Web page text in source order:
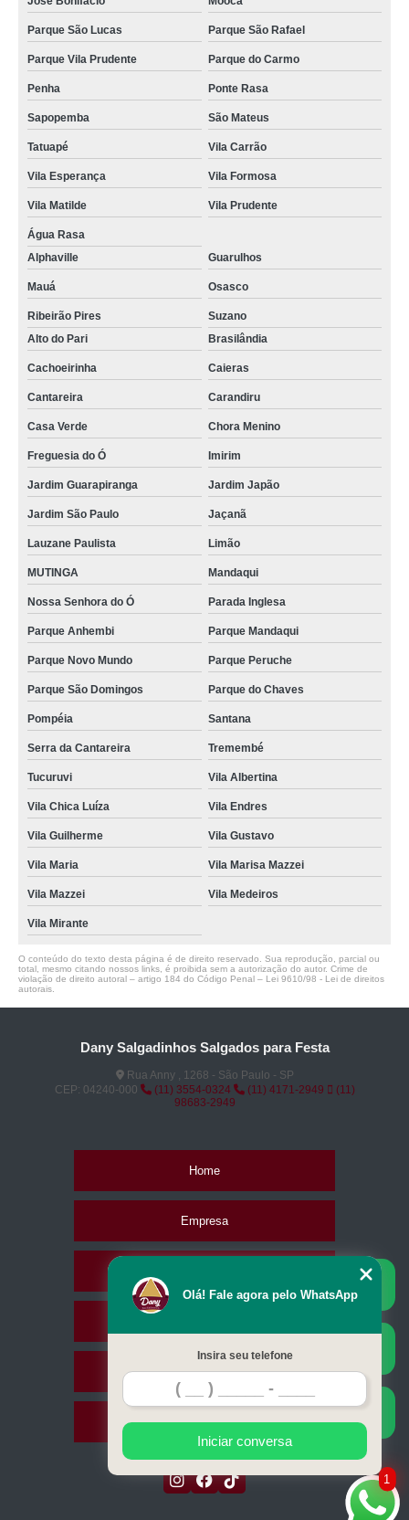
Parque São Lucas Parque São Rafael
Parque Vila Prudente Parque do Carmo
Penha Ponte Rasa
Sapopemba São Mateus
Tatuapé Vila Carrão
Vila Esperança Vila Formosa
Vila Matilde Vila Prudente
Água Rasa
Alphaville
Guarulhos
Mauá Osasco
Ribeirão Pires
Suzano
Alto do Pari
Brasilândia
Cachoeirinha Caieras
Cantareira Carandiru
Casa Verde Chora Menino
Freguesia do Ó Imirim
Jardim Guarapiranga Jardim Japão
Jardim São Paulo Jaçanã
Lauzane Paulista Limão
MUTINGA Mandaqui
Nossa Senhora do Ó Parada Inglesa
Parque Anhembi Parque Mandaqui
Parque Novo Mundo Parque Peruche
Parque São Domingos Parque do Chaves
Pompéia Santana
Serra da Cantareira Tremembé
Tucuruvi Vila Albertina
Vila Chica Luíza Vila Endres
Vila Guilherme Vila Gustavo
Vila Maria Vila Marisa Mazzei
Vila Mazzei Vila Medeiros
Vila Mirante
O conteúdo do texto desta página é de direito reservado. Sua reprodução, parcial ou
total, mesmo citando nossos links, é proibida sem a autorização do autor. Crime de
violação de direito autoral – artigo 184 do Código Penal – Lei 9610/98 - Lei de direitos
autorais
Dany Salgadinhos Salgados para Festa
Rua Anny , 1268 - São Paulo - SP
CEP: 04240-000
(11) 3554-0324 (11) 4171-2949
(11)
98683-2949
Home
Empresa
Contato
Mapa do site
1
Olá! Fale agora pelo WhatsApp
Insira seu telefone
Iniciar conversa